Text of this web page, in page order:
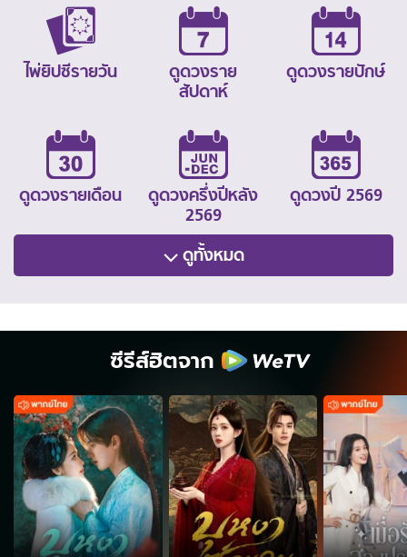
ไพ่ยิปซีรายวัน
ดูดวงราย
สัปดาห์
ดูดวงรายปักษ์
ดูดวงรายเดือน
ดูดวงครึ่งปีหลัง
2569
ดูดวงปี 2569
ดูทั้งหมด
ซีรีส์ฮิตจาก